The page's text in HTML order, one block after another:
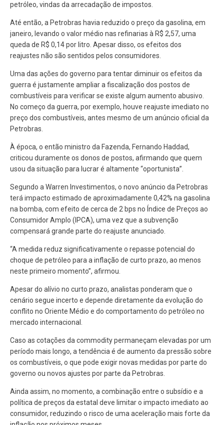
petróleo, vindas da arrecadação de impostos.
Até então, a Petrobras havia reduzido o preço da gasolina, em
janeiro, levando o valor médio nas refinarias à R$ 2,57, uma
queda de R$ 0,14 por litro. Apesar disso, os efeitos dos
reajustes não são sentidos pelos consumidores.
Uma das ações do governo para tentar diminuir os efeitos da
guerra é justamente ampliar a fiscalização dos postos de
combustíveis para verificar se existe algum aumento abusivo.
No começo da guerra, por exemplo, houve reajuste imediato no
preço dos combustíveis, antes mesmo de um anúncio oficial da
Petrobras.
À época, o então ministro da Fazenda, Fernando Haddad,
criticou duramente os donos de postos, afirmando que quem
usou da situação para lucrar é altamente “oportunista”.
Segundo a Warren Investimentos, o novo anúncio da Petrobras
terá impacto estimado de aproximadamente 0,42% na gasolina
na bomba, com efeito de cerca de 2 bps no Índice de Preços ao
Consumidor Amplo (IPCA), uma vez que a subvenção
compensará grande parte do reajuste anunciado.
“A medida reduz significativamente o repasse potencial do
choque de petróleo para a inflação de curto prazo, ao menos
neste primeiro momento”, afirmou.
Apesar do alívio no curto prazo, analistas ponderam que o
cenário segue incerto e depende diretamente da evolução do
conflito no Oriente Médio e do comportamento do petróleo no
mercado internacional.
Caso as cotações da commodity permaneçam elevadas por um
período mais longo, a tendência é de aumento da pressão sobre
os combustíveis, o que pode exigir novas medidas por parte do
governo ou novos ajustes por parte da Petrobras.
Ainda assim, no momento, a combinação entre o subsídio e a
política de preços da estatal deve limitar o impacto imediato ao
consumidor, reduzindo o risco de uma aceleração mais forte da